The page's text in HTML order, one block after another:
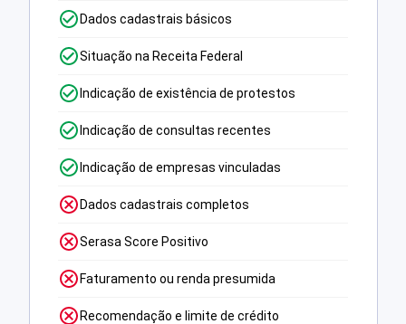
Dados cadastrais básicos
Situação na Receita Federal
Indicação de existência de protestos
Indicação de consultas recentes
Indicação de empresas vinculadas
Dados cadastrais completos
Serasa Score Positivo
Faturamento ou renda presumida
Recomendação e limite de crédito